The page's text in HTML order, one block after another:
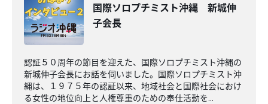
国際ソロプチミスト沖縄 新城伸
子会長
認証５０周年の節目を迎えた、国際ソロプチミスト沖縄の
新城伸子会長にお話を伺いました。国際ソロプチミスト沖
縄は、１９７５年の認証以来、地域社会と国際社会におけ
る女性の地位向上と人権尊重のための奉仕活動を...